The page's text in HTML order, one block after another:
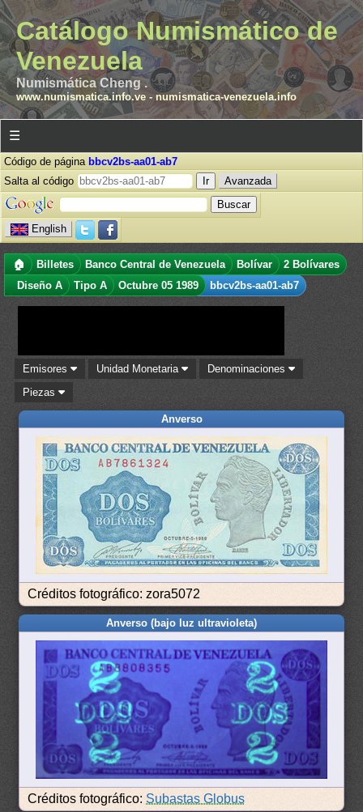
Catálogo Numismático de
Venezuela
Numismática Cheng .
www.numismatica.info.ve- numismatica-venezuela.info
☰
Código de página bbcv2bs-aa01-ab7
Salta al código
Avanzada
English
🏠 Billetes Banco Central de Venezuela Bolívar
2 Bolívares
Diseño A
Tipo A Octubre 05 1989 bbcv2bs-aa01-ab7
Emisores Unidad Monetaria
Denominaciones
Piezas
Anverso
Créditos fotográfico: zora5072
Anverso (bajo luz ultravioleta)
Créditos fotográfico: Subastas Globus